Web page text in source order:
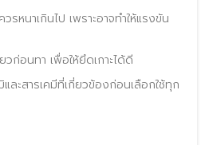
หนาเกินไป เพราะอาจทำให้แรงขัน
วก่อนทา เพื่อให้ยึดเกาะได้ดี
ะสารเคมีที่เกี่ยวข้องก่อนเลือกใช้ทุก